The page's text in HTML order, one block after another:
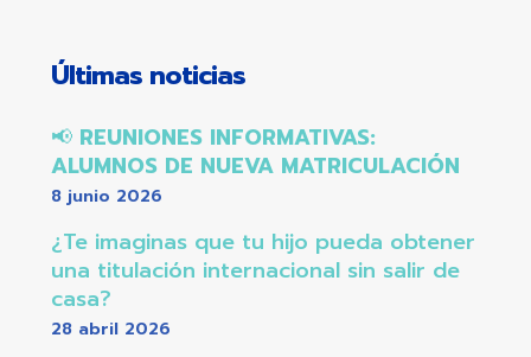
Últimas noticias
📢 REUNIONES INFORMATIVAS:
ALUMNOS DE NUEVA MATRICULACIÓN
8 junio 2026
¿Te imaginas que tu hijo pueda obtener
una titulación internacional sin salir de
casa?
28 abril 2026